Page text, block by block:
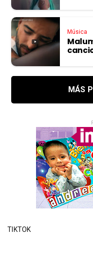
Música
MÁS
TIKTOK